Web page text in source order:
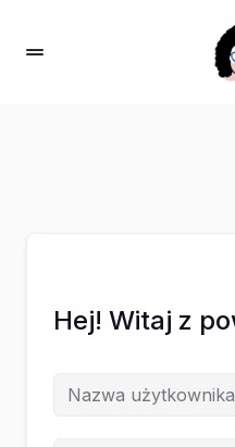
Hej! Witaj z